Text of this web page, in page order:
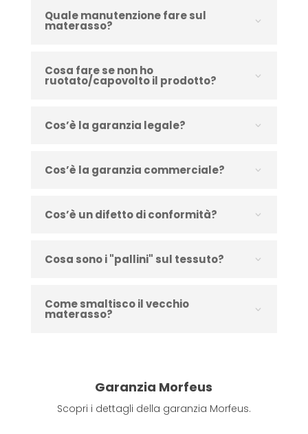
Quale manutenzione fare sul
materasso?
Cosa fare se non ho
ruotato/capovolto il prodotto?
Cos’è la garanzia legale?
Cos’è la garanzia commerciale?
Cos’è un difetto di conformità?
Cosa sono i "pallini" sul tessuto?
Come smaltisco il vecchio
materasso?
Garanzia Morfeus
Scopri i dettagli della garanzia Morfeus.